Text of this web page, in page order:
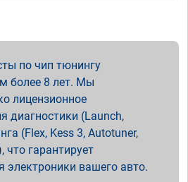
по чип тюнингу
более 8 лет. Мы
лицензионное
диагностики (Launch,
(Flex, Kess 3, Autotuner,
что гарантирует
электроники вашего авто.